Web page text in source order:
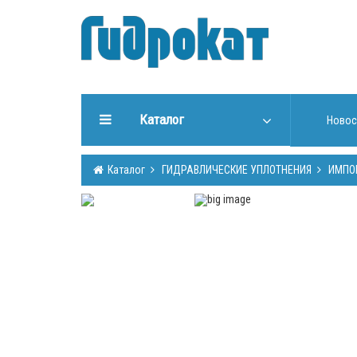
Каталог
ГИДРАВЛИЧЕСКИЕ
УПЛОТНЕНИЯ
Каталог ГИДРАВЛИЧЕСКИЕ УПЛОТНЕНИЯ